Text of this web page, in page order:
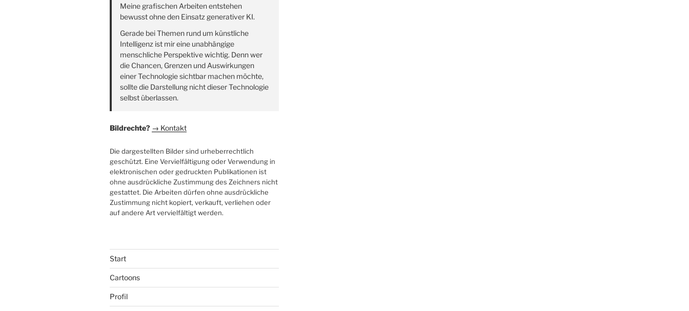
Meine grafischen Arbeiten entstehen
bewusst ohne den Einsatz generativer KI.
Gerade bei Themen rund um künstliche
Intelligenz ist mir eine unabhängige
menschliche Perspektive wichtig. Denn wer
die Chancen, Grenzen und Auswirkungen
einer Technologie sichtbar machen möchte,
sollte die Darstellung nicht dieser Technologie
selbst überlassen.
Bildrechte? → Kontakt
Die dargestellten Bilder sind urheberrechtlich
geschützt. Eine Vervielfältigung oder Verwendung in
elektronischen oder gedruckten Publikationen ist
ohne ausdrückliche Zustimmung des Zeichners nicht
gestattet. Die Arbeiten dürfen ohne ausdrückliche
Zustimmung nicht kopiert, verkauft, verliehen oder
auf andere Art vervielfältigt werden.
Start
Cartoons
Profil